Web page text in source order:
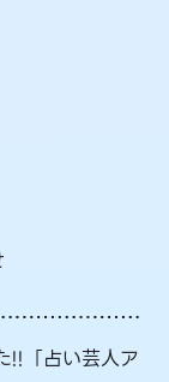
!!「占い芸人ア